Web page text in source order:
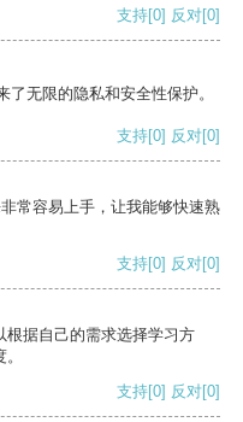
支持[0] 反对[0]
无限的隐私和安全性保护。
支持[0] 反对[0]
常容易上手，让我能够快速熟
支持[0] 反对[0]
根据自己的需求选择学习方
支持[0] 反对[0]